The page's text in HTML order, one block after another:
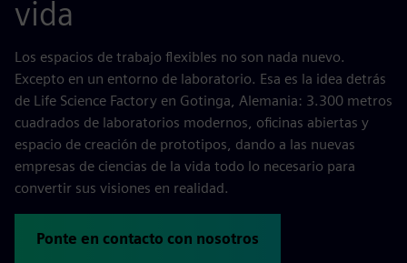
vida
Los espacios de trabajo flexibles no son nada nuevo.
Excepto en un entorno de laboratorio. Esa es la idea detrás
de Life Science Factory en Gotinga, Alemania: 3.300 metros
cuadrados de laboratorios modernos, oficinas abiertas y
espacio de creación de prototipos, dando a las nuevas
empresas de ciencias de la vida todo lo necesario para
convertir sus visiones en realidad.
Ponte en contacto con nosotros